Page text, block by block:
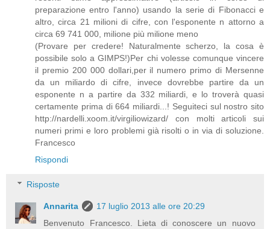
preparazione entro l'anno) usando la serie di Fibonacci e
altro, circa 21 milioni di cifre, con l'esponente n attorno a
circa 69 741 000, milione più milione meno
(Provare per credere! Naturalmente scherzo, la cosa è
possibile solo a GIMPS!)Per chi volesse comunque vincere
il premio 200 000 dollari,per il numero primo di Mersenne
da un miliardo di cifre, invece dovrebbe partire da un
esponente n a partire da 332 miliardi, e lo troverà quasi
certamente prima di 664 miliardi...! Seguiteci sul nostro sito
http://nardelli.xoom.it/virgiliowizard/ con molti articoli sui
numeri primi e loro problemi già risolti o in via di soluzione.
Francesco
Rispondi
Risposte
Annarita
17 luglio 2013 alle ore 20:29
Benvenuto Francesco. Lieta di conoscere un nuovo